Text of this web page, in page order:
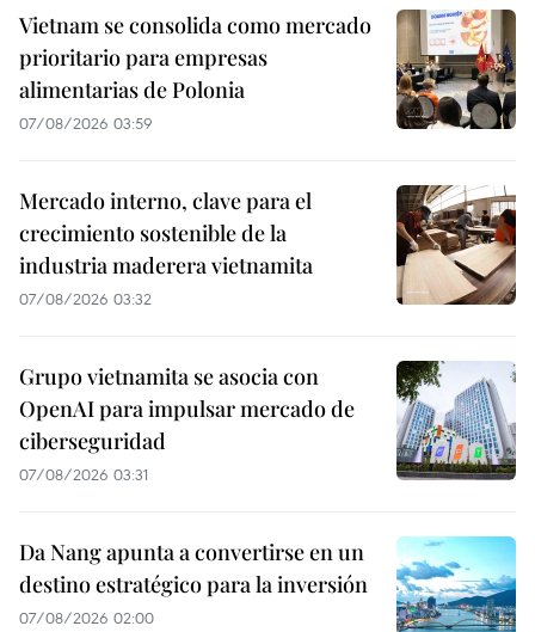
Vietnam se consolida como mercado
prioritario para empresas
alimentarias de Polonia
07/08/2026 03:59
Mercado interno, clave para el
crecimiento sostenible de la
industria maderera vietnamita
07/08/2026 03:32
Grupo vietnamita se asocia con
OpenAI para impulsar mercado de
ciberseguridad
07/08/2026 03:31
Da Nang apunta a convertirse en un
destino estratégico para la inversión
07/08/2026 02:00